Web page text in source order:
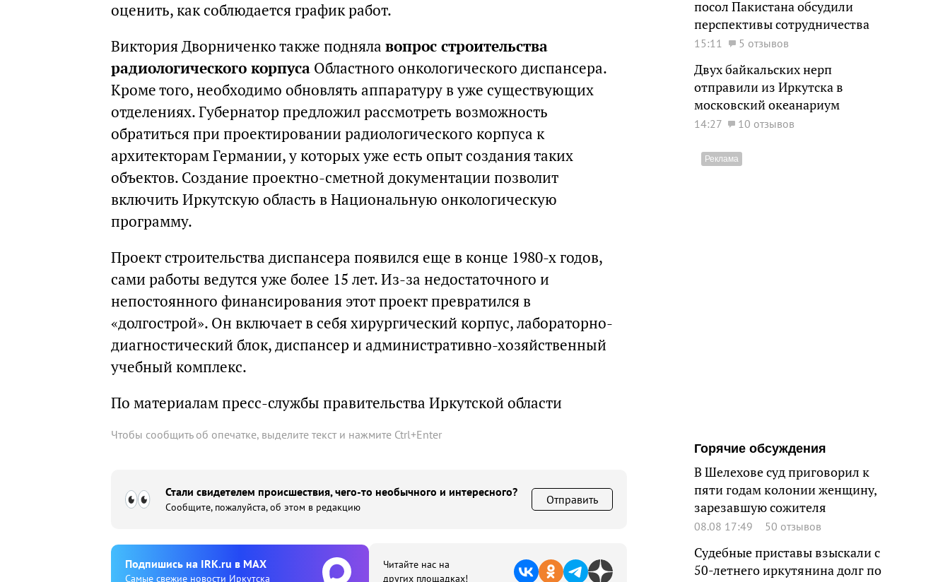
оценить, как соблюдается график работ.
Виктория Дворниченко также подняла вопрос строительства
радиологического корпуса Областного онкологического диспансера.
Кроме того, необходимо обновлять аппаратуру в уже существующих
отделениях. Губернатор предложил рассмотреть возможность
обратиться при проектировании радиологического корпуса к
архитекторам Германии, у которых уже есть опыт создания таких
объектов. Создание проектно-сметной документации позволит
включить Иркутскую область в Национальную онкологическую
программу.
Проект строительства диспансера появился еще в конце 1980-х годов,
сами работы ведутся уже более 15 лет. Из-за недостаточного и
непостоянного финансирования этот проект превратился в
«долгострой». Он включает в себя хирургический корпус, лабораторно-
диагностический блок, диспансер и административно-хозяйственный
учебный комплекс.
По материалам пресс-службы правительства Иркутской области
Чтобы сообщить об опечатке, выделите текст и нажмите Ctrl+Enter
Стали свидетелем происшествия, чего-то необычного и интересного?
Сообщите, пожалуйста, об этом в редакцию
Отправить
Подпишиcь на IRK.ru в MAX
Cамые свежие новости Иркутска
Читайте нас на
других площадках!
посол Пакистана обсудили
перспективы сотрудничества
15:11 5 отзывов
Двух байкальских нерп
отправили из Иркутска в
московский океанариум
14:27 10 отзывов
Горячие обсуждения
В Шелехове суд приговорил к
пяти годам колонии женщину,
зарезавшую сожителя
08.08 17:49 50 отзывов
Судебные приставы взыскали с
50-летнего иркутянина долг по